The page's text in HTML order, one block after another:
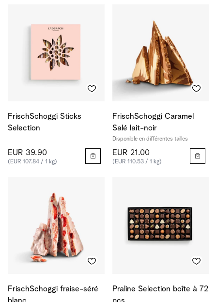
FrischSchoggi Sticks
Selection
EUR 39.90
(EUR 107.84 / 1 kg)
FrischSchoggi Caramel
Salé lait-noir
Disponible en différentes tailles
EUR 21.00
(EUR 110.53 / 1 kg)
FrischSchoggi fraise-séré
Praline Selection boîte à 72